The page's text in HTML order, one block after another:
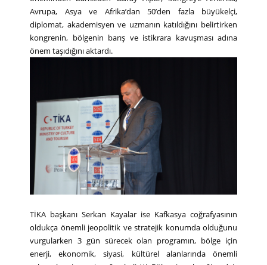
Avrupa, Asya ve Afrika’dan 50’den fazla büyükelçi,
diplomat, akademisyen ve uzmanın katıldığını belirtirken
kongrenin, bölgenin barış ve istikrara kavuşması adına
önem taşıdığını aktardı.
TİKA başkanı Serkan Kayalar ise Kafkasya coğrafyasının
oldukça önemli jeopolitik ve stratejik konumda olduğunu
vurgularken 3 gün sürecek olan programın, bölge için
enerji, ekonomik, siyasi, kültürel alanlarında önemli